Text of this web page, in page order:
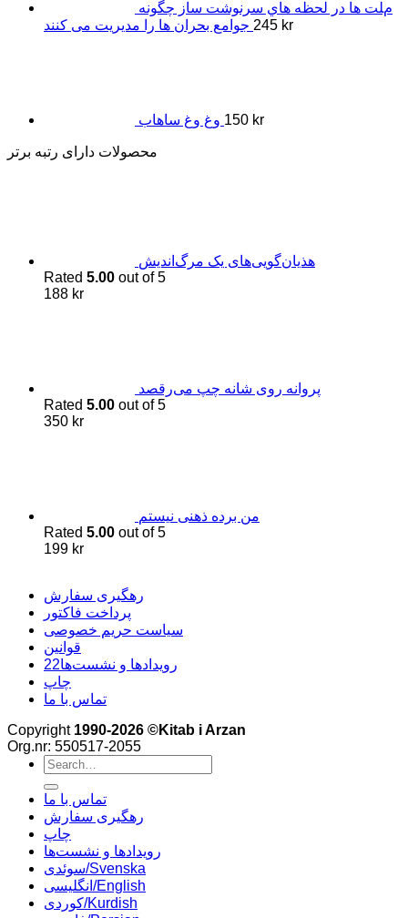
مﻠﺖ ﻫﺎ در ﻟﺤﻈﻪ ﻫﺎي ﺳﺮﻧﻮﺷﺖ ﺳﺎز ﭼﮕﻮﻧﻪ
ﺟﻮاﻣﻊ ﺑﺤﺮان ﻫﺎ را ﻣﺪﯾﺮﯾﺖ ﻣﯽ ﮐﻨﻨﺪ 245 kr
وغ وغ ساهاب 150 kr
محصولات دارای رتبه برتر
هذیان‌گویی‌های یک مرگ‌اندیش
Rated 5.00 out of 5
188 kr
پروانه روی شانه چپ می‌رقصد
Rated 5.00 out of 5
350 kr
من برده ذهنی نیستم
Rated 5.00 out of 5
199 kr
رهگیری سفارش
پرداخت فاکتور
سیاست حریم خصوصی
قوانین
22رویدادها و نشست‌ها
چاپ
تماس با ما
Copyright 1990-2026 ©Kitab i Arzan
Org.nr: 550517-2055
Search
for:
تماس با ما
رهگیری سفارش
چاپ
رویدادها و نشست‌ها
سوئدی/Svenska
انگلیسی/English
کوردی/Kurdish